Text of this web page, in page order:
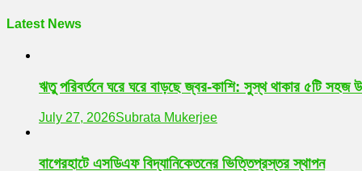
Latest News
ঋতু পরিবর্তনে ঘরে ঘরে বাড়ছে জ্বর-কাশি: সুস্থ থাকার ৫টি সহজ
July 27, 2026Subrata Mukerjee
বাগেরহাটে এসডিএফ বিদ্যানিকেতনের ভিত্তিপ্রস্তর স্থাপন